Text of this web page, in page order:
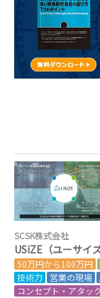
SCSK株式会社
USiZE（ユーサイ
50万円から100万円
技術力
営業の現場
コンセプト・アタッ